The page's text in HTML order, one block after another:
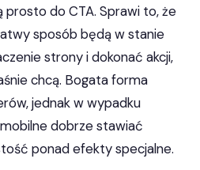
prosto do CTA. Sprawi to, że
sposób będą w stanie
strony i dokonać akcji,
chcą. Bogata forma
jednak w wypadku
dobrze stawiać
ponad efekty specjalne.